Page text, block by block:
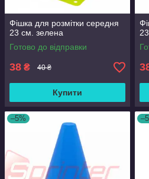
Фішка для розмітки середня
23 см. зелена
Готово до відправки
38 ₴ 40 ₴
Купити
–5%